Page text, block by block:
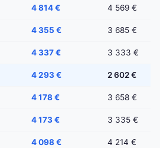
4 814 € 4 569 €
4 355 € 3 685 €
4 337 € 3 333 €
4 293 € 2 602 €
4 178 € 3 658 €
4 173 € 3 335 €
4 098 € 4 214 €